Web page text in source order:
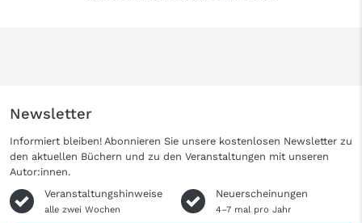
Newsletter
Informiert bleiben! Abonnieren Sie unsere kostenlosen Newsletter zu
den aktuellen Büchern und zu den Veranstaltungen mit unseren
Autor:innen.
Veranstaltungshinweise
alle zwei Wochen
Neuerscheinungen
4–7 mal pro Jahr